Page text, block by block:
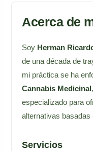
Acerca de
Soy Herman
de una década de
mi práctica se ha
Cannabis Medicinal
especializado para
alternativas
Servicios